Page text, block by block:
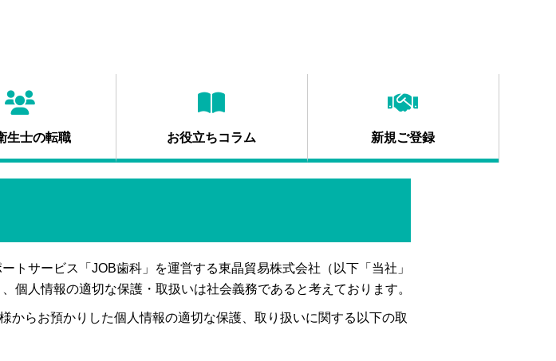
生士の転職 お役立ちコラム 新規ご登録
トサービス「JOB歯科」を運営する東晶貿易株式会社（以下「当社」
個人情報の適切な保護・取扱いは社会義務であると考えております。
からお預かりした個人情報の適切な保護、取り扱いに関する以下の取